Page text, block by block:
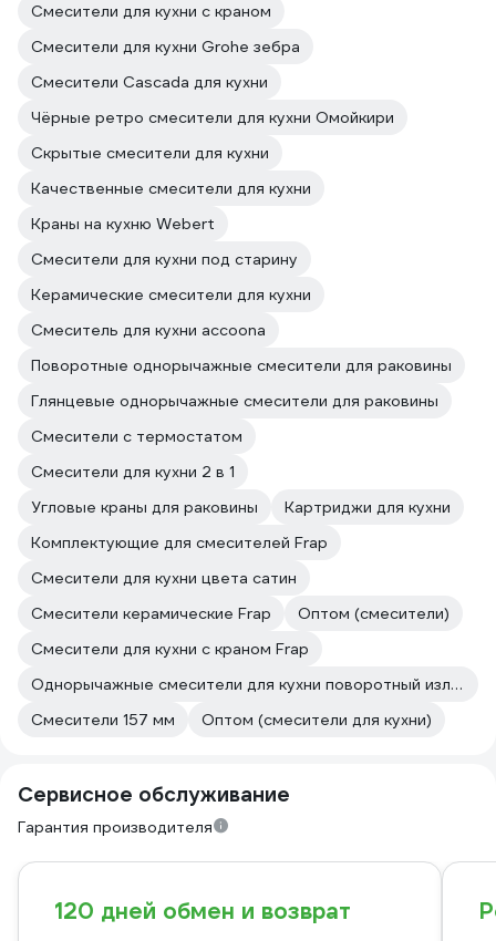
Смесители для кухни с краном
Смесители для кухни Grohe зебра
Смесители Cascada для кухни
Чёрные ретро смесители для кухни Омойкири
Скрытые смесители для кухни
Качественные смесители для кухни
Краны на кухню Webert
Смесители для кухни под старину
Керамические смесители для кухни
Смеситель для кухни accoona
Поворотные однорычажные смесители для раковины
Глянцевые однорычажные смесители для раковины
Смесители с термостатом
Смесители для кухни 2 в 1
Угловые краны для раковины
Картриджи для кухни
Комплектующие для смесителей Frap
Смесители для кухни цвета сатин
Смесители керамические Frap
Оптом (смесители)
Смесители для кухни с краном Frap
Однорычажные смесители для кухни поворотный излив Frap
Смесители 157 мм
Оптом (смесители для кухни)
Сервисное обслуживание
Гарантия производителя
120 дней обмен и возврат